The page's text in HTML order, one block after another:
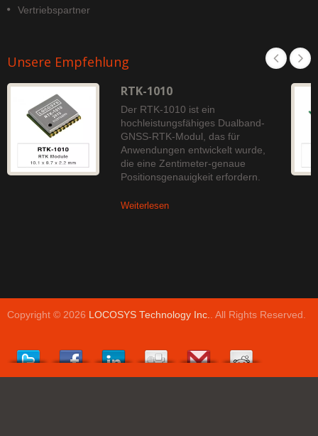
Vertriebspartner
Unsere Empfehlung
RTK-1010
Der RTK-1010 ist ein
hochleistungsfähiges Dualband-
GNSS-RTK-Modul, das für
Anwendungen entwickelt wurde,
die eine Zentimeter-genaue
Positionsgenauigkeit erfordern.
Weiterlesen
Copyright © 2026 LOCOSYS Technology Inc.. All Rights Reserved.